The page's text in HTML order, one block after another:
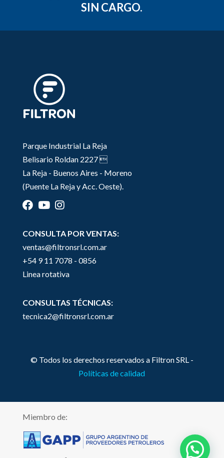
SIN CARGO.
Parque Industrial La Reja
Belisario Roldan 2227 
La Reja - Buenos Aires - Moreno
(Puente La Reja y Acc. Oeste).
CONSULTA POR VENTAS:
ventas@filtronsrl.com.ar
+54 9 11 7078 - 0856
Linea rotativa
CONSULTAS TÉCNICAS:
tecnica2@filtronsrl.com.ar
© Todos los derechos reservados a Filtron SRL -
Políticas de calidad
Miembro de: